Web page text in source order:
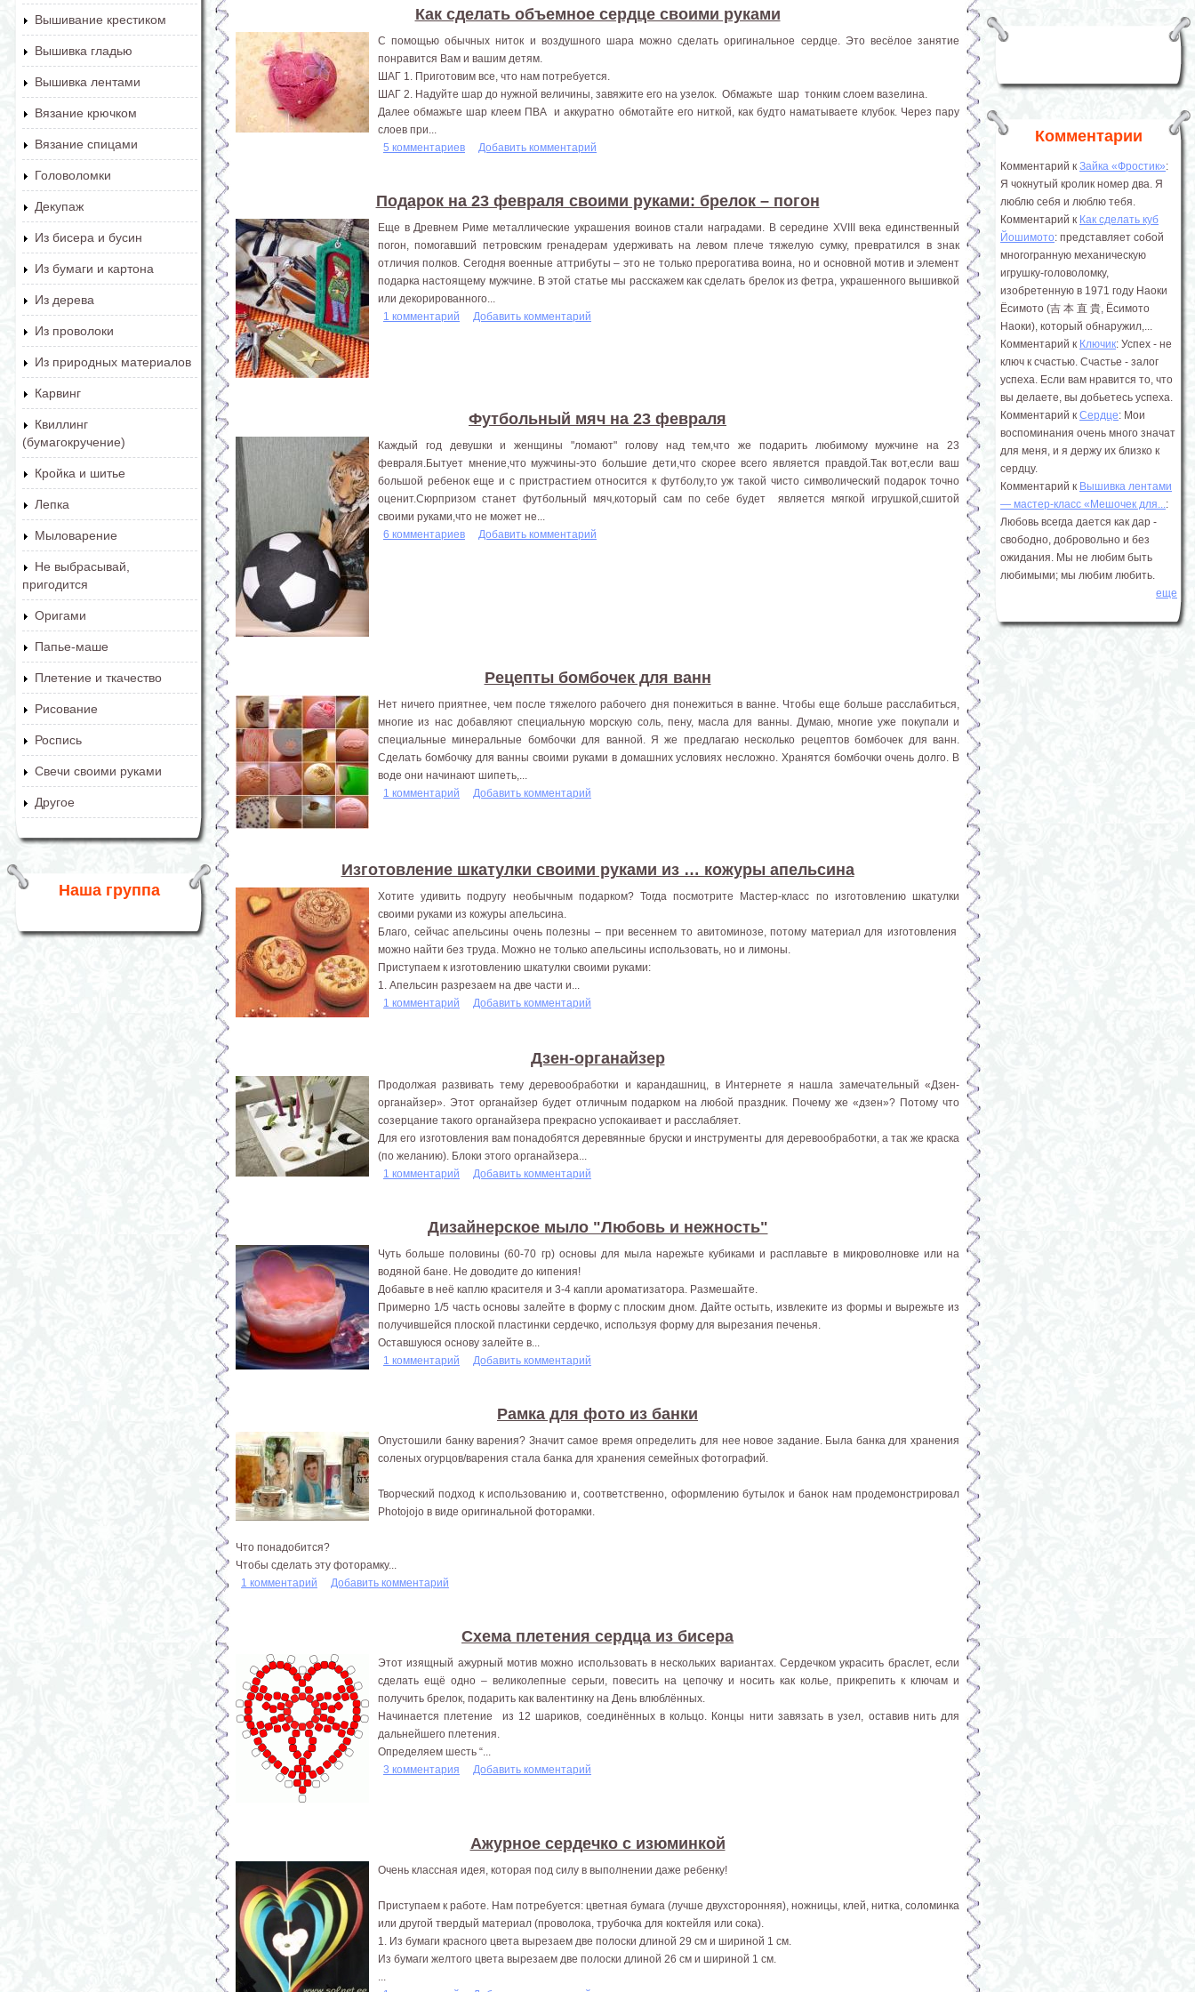
Вышивание крестиком
Вышивка гладью
Вышивка лентами
Вязание крючком
Вязание спицами
Головоломки
Декупаж
Из бисера и бусин
Из бумаги и картона
Из дерева
Из проволоки
Из природных материалов
Карвинг
Квиллинг
(бумагокручение)
Кройка и шитье
Лепка
Мыловарение
Не выбрасывай,
пригодится
Оригами
Папье-маше
Плетение и ткачество
Рисование
Роспись
Свечи своими руками
Другое
Наша группа
Как сделать объемное сердце своими руками
С помощью обычных ниток и воздушного шара можно сделать оригинальное сердце. Это весёлое занятие
понравится Вам и вашим детям.
ШАГ 1. Приготовим все, что нам потребуется.
ШАГ 2. Надуйте шар до нужной величины, завяжите его на узелок. Обмажьте шар тонким слоем вазелина.
Далее обмажьте шар клеем ПВА и аккуратно обмотайте его ниткой, как будто наматываете клубок. Через пару
слоев при...
5 комментариев
Добавить комментарий
Подарок на 23 февраля своими руками: брелок – погон
Еще в Древнем Риме металлические украшения воинов стали наградами. В середине XVIII века единственный
погон, помогавший петровским гренадерам удерживать на левом плече тяжелую сумку, превратился в знак
отличия полков. Сегодня военные аттрибуты – это не только прерогатива воина, но и основной мотив и элемент
подарка настоящему мужчине. В этой статье мы расскажем как сделать брелок из фетра, украшенного вышивкой
или декорированного...
1 комментарий
Добавить комментарий
Футбольный мяч на 23 февраля
Каждый год девушки и женщины "ломают" голову над тем,что же подарить любимому мужчине на 23
февраля.Бытует мнение,что мужчины-это большие дети,что скорее всего является правдой.Так вот,если ваш
большой ребенок еще и с пристрастием относится к футболу,то уж такой чисто символический подарок точно
оценит.Сюрпризом станет футбольный мяч,который сам по себе будет является мягкой игрушкой,сшитой
своими руками,что не может не...
6 комментариев
Добавить комментарий
Рецепты бомбочек для ванн
Нет ничего приятнее, чем после тяжелого рабочего дня понежиться в ванне. Чтобы еще больше расслабиться,
многие из нас добавляют специальную морскую соль, пену, масла для ванны. Думаю, многие уже покупали и
специальные минеральные бомбочки для ванной. Я же предлагаю несколько рецептов бомбочек для ванн.
Сделать бомбочку для ванны своими руками в домашних условиях несложно. Хранятся бомбочки очень долго. В
воде они начинают шипеть,...
1 комментарий
Добавить комментарий
Изготовление шкатулки своими руками из … кожуры апельсина
Хотите удивить подругу необычным подарком? Тогда посмотрите Мастер-класс по изготовлению шкатулки
своими руками из кожуры апельсина.
Благо, сейчас апельсины очень полезны – при весеннем то авитоминозе, потому материал для изготовления
можно найти без труда. Можно не только апельсины использовать, но и лимоны.
Приступаем к изготовлению шкатулки своими руками:
1. Апельсин разрезаем на две части и...
1 комментарий
Добавить комментарий
Дзен-органайзер
Продолжая развивать тему деревообработки и карандашниц, в Интернете я нашла замечательный «Дзен-
органайзер». Этот органайзер будет отличным подарком на любой праздник. Почему же «дзен»? Потому что
созерцание такого органайзера прекрасно успокаивает и расслабляет.
Для его изготовления вам понадобятся деревянные бруски и инструменты для деревообработки, а так же краска
(по желанию). Блоки этого органайзера...
1 комментарий
Добавить комментарий
Дизайнерское мыло "Любовь и нежность"
Чуть больше половины (60-70 гр) основы для мыла нарежьте кубиками и расплавьте в микроволновке или на
водяной бане. Не доводите до кипения!
Добавьте в неё каплю красителя и 3-4 капли ароматизатора. Размешайте.
Примерно 1/5 часть основы залейте в форму с плоским дном. Дайте остыть, извлеките из формы и вырежьте из
получившейся плоской пластинки сердечко, используя форму для вырезания печенья.
Оставшуюся основу залейте в...
1 комментарий
Добавить комментарий
Рамка для фото из банки
Опустошили банку варения? Значит самое время определить для нее новое задание. Была банка для хранения
соленых огурцов/варения стала банка для хранения семейных фотографий.
Творческий подход к использованию и, соответственно, оформлению бутылок и банок нам продемонстрировал
Photojojo в виде оригинальной фоторамки.
Что понадобится?
Чтобы сделать эту фоторамку...
1 комментарий
Добавить комментарий
Схема плетения сердца из бисера
Этот изящный ажурный мотив можно использовать в нескольких вариантах. Сердечком украсить браслет, если
сделать ещё одно – великолепные серьги, повесить на цепочку и носить как колье, прикрепить к ключам и
получить брелок, подарить как валентинку на День влюблённых.
Начинается плетение из 12 шариков, соединённых в кольцо. Концы нити завязать в узел, оставив нить для
дальнейшего плетения.
Определяем шесть “...
3 комментария
Добавить комментарий
Ажурное сердечко с изюминкой
Очень классная идея, которая под силу в выполнении даже ребенку!
Приступаем к работе. Нам потребуется: цветная бумага (лучше двухсторонняя), ножницы, клей, нитка, соломинка
или другой твердый материал (проволока, трубочка для коктейля или сока).
1. Из бумаги красного цвета вырезаем две полоски длиной 29 см и шириной 1 см.
Из бумаги желтого цвета вырезаем две полоски длиной 26 см и шириной 1 см.
Комментарии
Комментарий к Зайка «Фростик»:
Я чокнутый кролик номер два. Я
люблю себя и люблю тебя.
Комментарий к Как сделать куб
Йошимото: представляет собой
многогранную механическую
игрушку-головоломку,
изобретенную в 1971 году Наоки
Ёсимото (吉 本 直 貴, Ёсимото
Наоки), который обнаружил,...
Комментарий к Ключик: Успех - не
ключ к счастью. Счастье - залог
успеха. Если вам нравится то, что
вы делаете, вы добьетесь успеха.
Комментарий к Сердце: Мои
воспоминания очень много значат
для меня, и я держу их близко к
сердцу.
Комментарий к Вышивка лентами
― мастер-класс «Мешочек для...:
Любовь всегда дается как дар -
свободно, добровольно и без
ожидания. Мы не любим быть
любимыми; мы любим любить.
еще